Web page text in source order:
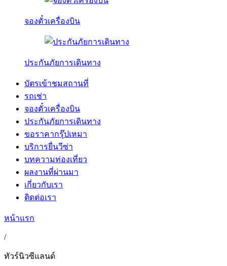
จองตั๋วเครื่องบิน
ประกันภัยการเดินทาง
บัตรเข้าชมสถานที่
รถเช่า
จองตั๋วเครื่องบิน
ประกันภัยการเดินทาง
ขอราคากรุ๊ปเหมา
บริการยื่นวีซ่า
บทความท่องเที่ยว
ผลงานที่ผ่านมา
เกี่ยวกับเรา
ติดต่อเรา
หน้าแรก
/
ทัวร์นิวซีแลนด์